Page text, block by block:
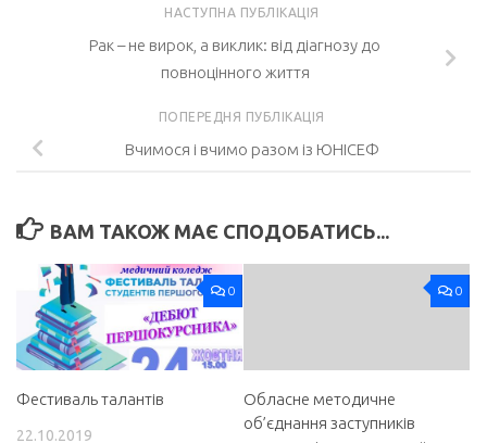
НАСТУПНА ПУБЛІКАЦІЯ
Рак – не вирок, а виклик: від діагнозу до
повноцінного життя
ПОПЕРЕДНЯ ПУБЛІКАЦІЯ
Вчимося і вчимо разом із ЮНІСЕФ
ВАМ ТАКОЖ МАЄ СПОДОБАТИСЬ...
0
Фестиваль талантів
22.10.2019
0
Обласне методичне
об’єднання заступників